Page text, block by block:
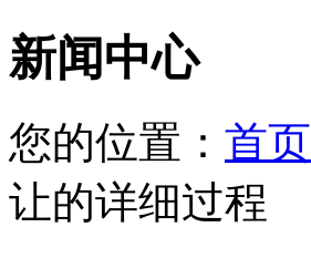
新闻中心
您的位置： 首页
让的详细过程